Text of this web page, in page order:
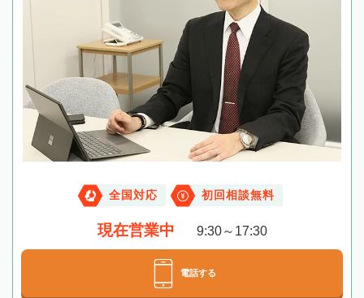
全国対応 初回相談無料
現在営業中 9:30～17:30
電話する